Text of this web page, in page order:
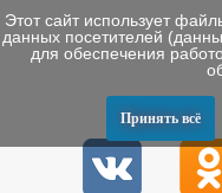
Этот сайт использует
данных посетителей
для обеспечения
Принять всё